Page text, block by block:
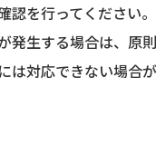
認を行ってください。
発生する場合は、原
は対応できない場合が